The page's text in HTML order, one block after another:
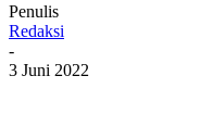
Penulis
Redaksi
-
3 Juni 2022